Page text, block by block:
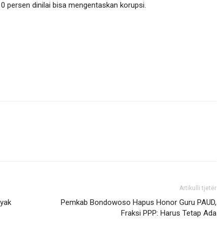
persen dinilai bisa mengentaskan korupsi.
Artikulli tjetër
Pemkab Bondowoso Hapus Honor Guru PAUD,
Fraksi PPP: Harus Tetap Ada